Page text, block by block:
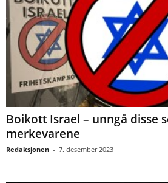
Boikott Israel – unngå disse
merkevarene
Redaksjonen - 7. desember 2023